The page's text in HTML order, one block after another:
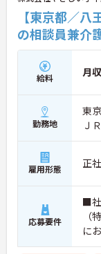
【東京都／
の相談員兼介
給料 月収
勤務地
東
Ｊ
雇用形態 正
応募要件
■社
（
に
許